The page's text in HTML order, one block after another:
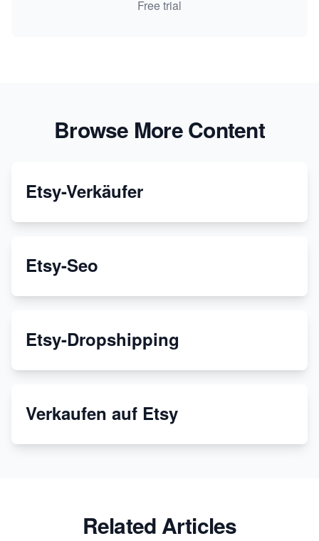
Free trial
Browse More Content
Etsy-Verkäufer
Etsy-Seo
Etsy-Dropshipping
Verkaufen auf Etsy
Related Articles